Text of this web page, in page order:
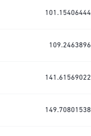
101.15406444
109.2463896
141.61569022
149.70801538